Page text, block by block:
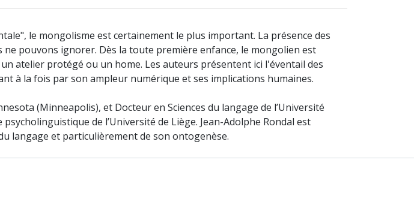
le mongolisme est certainement le plus important. La présence des
pouvons ignorer. Dès la toute première enfance, le mongolien est
atelier protégé ou un home. Les auteurs présentent ici l'éventail des
à la fois par son ampleur numérique et ses implications humaines.
(Minneapolis), et Docteur en Sciences du langage de l’Université
de l’Université de Liège. Jean-Adolphe Rondal est
langage et particulièrement de son ontogenèse.